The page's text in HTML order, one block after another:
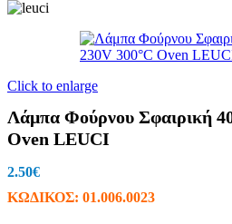
Click to enlarge
Λάμπα Φούρνου Σφαιρική
Oven LEUCI
2.50€
ΚΩΔΙΚΟΣ: 01.006.0023